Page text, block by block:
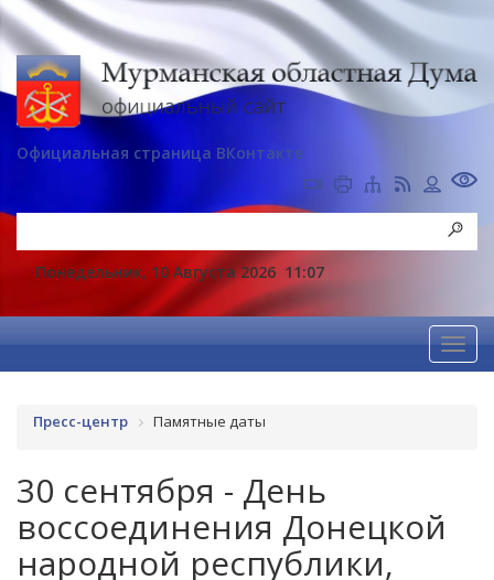
Официальная страница ВКонтакте
Понедельник, 10 Августа 2026 11:07
Пресс-центр Памятные даты
30 сентября - День
воссоединения Донецкой
народной республики,